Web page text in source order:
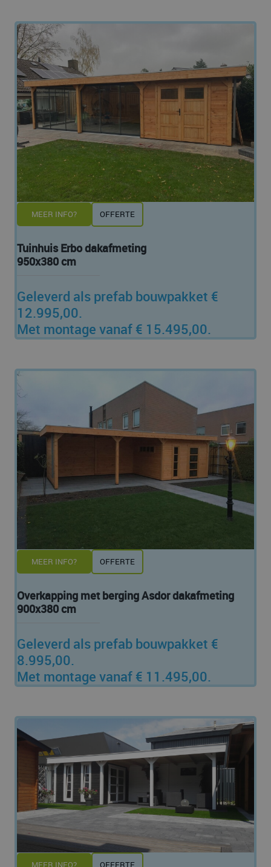
MEER INFO? OFFERTE
Tuinhuis Erbo dakafmeting
950x380 cm
Geleverd als prefab bouwpakket €
12.995,00.
Met montage vanaf € 15.495,00.
MEER INFO? OFFERTE
Overkapping met berging Asdor dakafmeting
900x380 cm
Geleverd als prefab bouwpakket €
8.995,00.
Met montage vanaf € 11.495,00.
MEER INFO? OFFERTE